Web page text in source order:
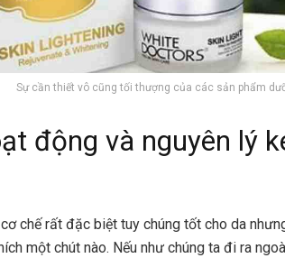
Sự cần thiết vô cũng tối thượng của các sản phẩm
động và nguyên lý
chế rất đặc biệt tuy chúng tốt cho da
một chút nào. Nếu như chúng ta đi ra